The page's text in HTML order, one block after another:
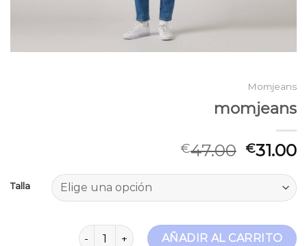
Momjeans
momjeans
€47.00 €31.00
Talla
momjeans cantidadAÑADIR AL CARRITO